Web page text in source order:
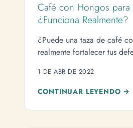
Café con Hongos para
¿Funciona Realmente?
¿Puede una taza de café
realmente fortalecer tus
1 DE ABR DE 2022
CONTINUAR LEYENDO →